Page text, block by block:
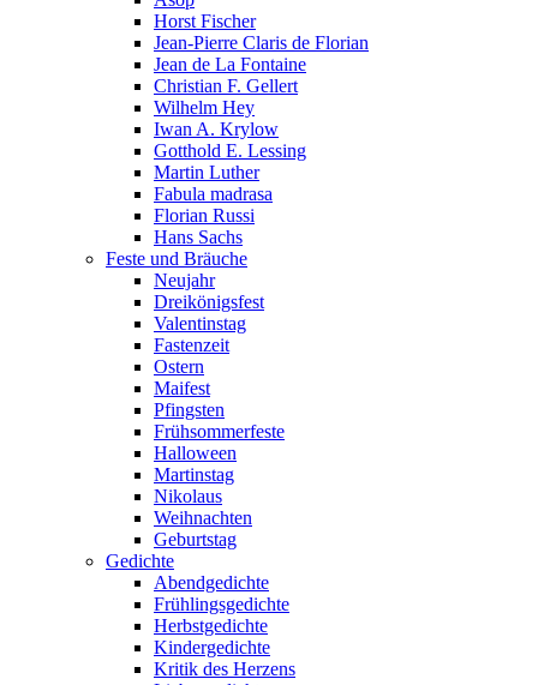
Horst Fischer
Jean-Pierre Claris de Florian
Jean de La Fontaine
Christian F. Gellert
Wilhelm Hey
Iwan A. Krylow
Gotthold E. Lessing
Martin Luther
Fabula madrasa
Florian Russi
Hans Sachs
Feste und Bräuche
Neujahr
Dreikönigsfest
Valentinstag
Fastenzeit
Ostern
Maifest
Pfingsten
Frühsommerfeste
Halloween
Martinstag
Nikolaus
Weihnachten
Geburtstag
Gedichte
Abendgedichte
Frühlingsgedichte
Herbstgedichte
Kindergedichte
Kritik des Herzens